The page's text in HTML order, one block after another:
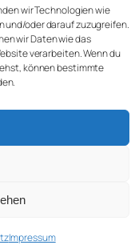
wir Technologien wie
und/oder darauf zuzugreifen.
wir Daten wie das
verarbeiten. Wenn du
können bestimmte
Impressum